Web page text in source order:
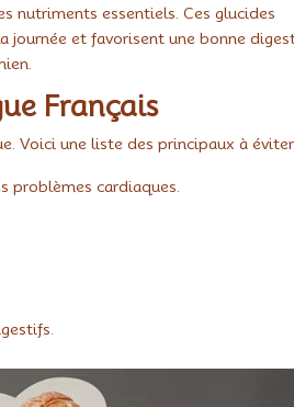
nutriments essentiels. Ces glucides
journée et favorisent une bonne
Français
Voici une liste des principaux à
problèmes cardiaques.